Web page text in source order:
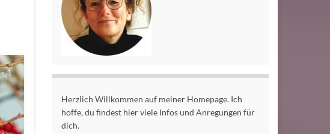
Herzlich Willkommen auf meiner Homepage. Ich
hoffe, du findest hier viele Infos und Anregungen für
dich.